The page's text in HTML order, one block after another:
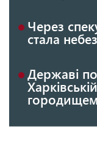
Через
стала
Державі
городищем